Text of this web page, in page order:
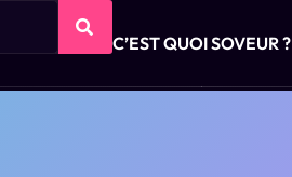
C’EST QUOI SOVEUR ?